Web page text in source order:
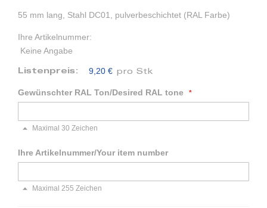
55 mm lang, Stahl DC01, pulverbeschichtet (RAL Farbe)
Ihre Artikelnummer:
Keine Angabe
Listenpreis: 9,20 € pro Stk
Gewünschter RAL Ton/Desired RAL tone
Maximal 30 Zeichen
Ihre Artikelnummer/Your item number
Maximal 255 Zeichen